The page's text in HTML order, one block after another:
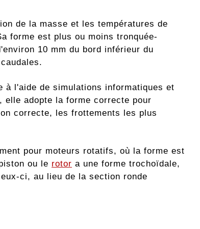
de la masse et les températures de
forme est plus ou moins tronquée-
10 mm du bord inférieur du
à l'aide de simulations informatiques et
elle adopte la forme correcte pour
correcte, les frottements les plus
pour moteurs rotatifs, où la forme est
ou le rotor a une forme trochoïdale,
ci, au lieu de la section ronde